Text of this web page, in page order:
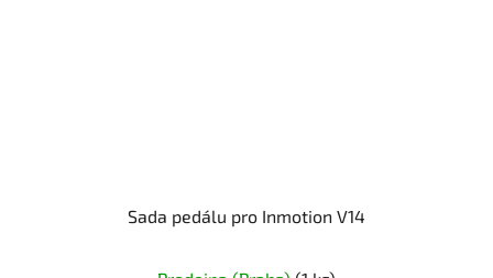
Sada pedálu pro Inmotion V14